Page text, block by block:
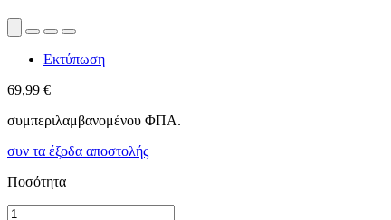
Εκτύπωση
69,99 €
συμπεριλαμβανομένου ΦΠΑ.
συν τα έξοδα αποστολής
Ποσότητα